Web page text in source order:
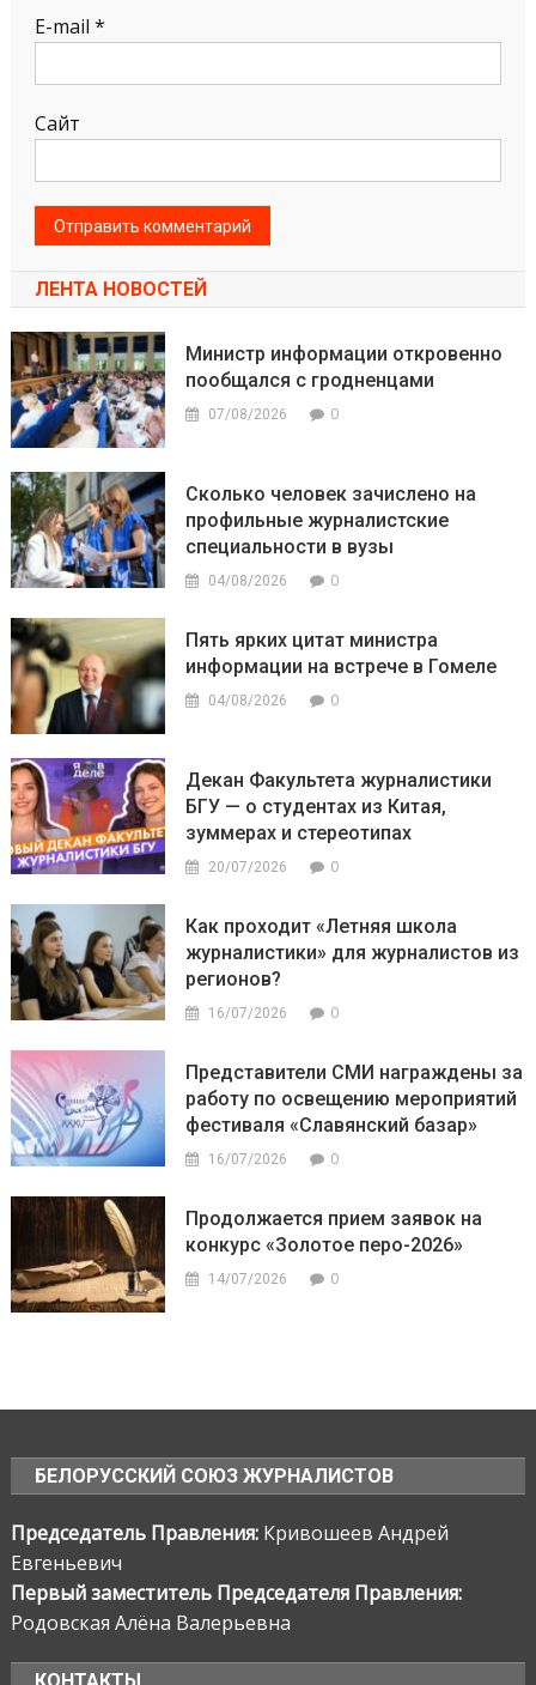
E-mail *
Сайт
ЛЕНТА НОВОСТЕЙ
Министр информации откровенно
пообщался с гродненцами
07/08/2026 0
Сколько человек зачислено на
профильные журналистские
специальности в вузы
04/08/2026 0
Пять ярких цитат министра
информации на встрече в Гомеле
04/08/2026 0
Декан Факультета журналистики
БГУ — о студентах из Китая,
зуммерах и стереотипах
20/07/2026 0
Как проходит «Летняя школа
журналистики» для журналистов из
регионов?
16/07/2026 0
Представители СМИ награждены за
работу по освещению мероприятий
фестиваля «Славянский базар»
16/07/2026 0
Продолжается прием заявок на
конкурс «Золотое перо-2026»
14/07/2026 0
БЕЛОРУССКИЙ СОЮЗ ЖУРНАЛИСТОВ
Председатель Правления: Кривошеев Андрей
Евгеньевич
Первый заместитель Председателя Правления:
Родовская Алёна Валерьевна
КОНТАКТЫ